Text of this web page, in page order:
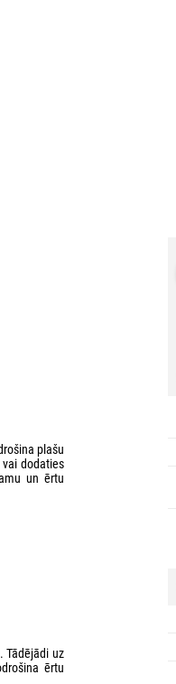
plašu
dodaties
un ērtu
Tādējādi uz
ērtu